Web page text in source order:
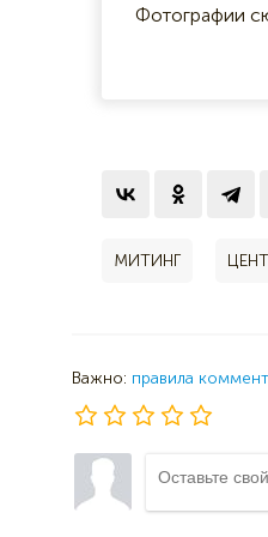
МИТИНГ
Важно: правила